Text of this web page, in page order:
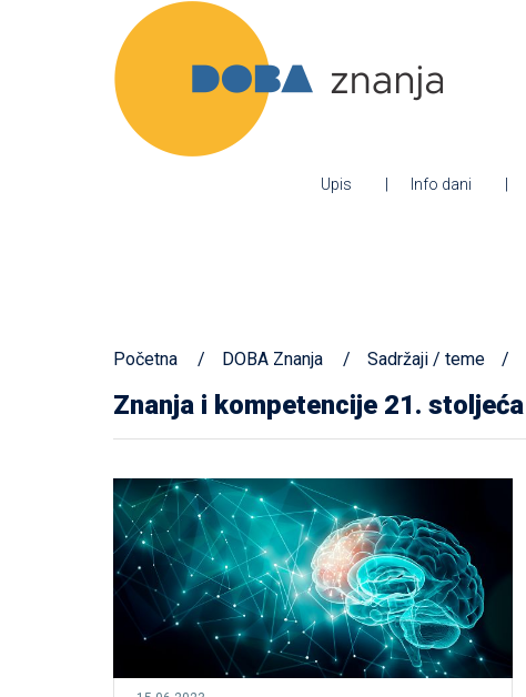
Upis Info dani
Početna DOBA Znanja Sadržaji / teme
Znanja i kompetencije 21. stoljeća